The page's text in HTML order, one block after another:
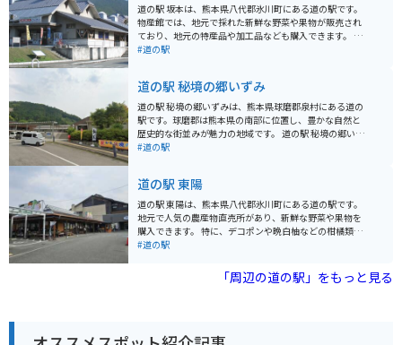
道の駅 坂本は、熊本県八代郡氷川町にある道の駅です。
物産館では、地元で採れた新鮮な野菜や果物が販売され
ており、地元の特産品や加工品なども購入できます。 レ
ストランでは、地元産の食材を使った料理を楽しむこと
る場合、道の駅 坂本は駐車場が広く、休憩場所として利
用しやすいです。 また、道の駅 坂本は、緑豊かな場所に
位置しており、周辺には、球磨川や八代海など、自然豊
かな観光スポットがたくさんあります。 ツーリングの休
憩場所として立ち寄るのも良いでしょう。
#道の駅
道の駅 秘境の郷いずみ
道の駅 秘境の郷いずみは、熊本県球磨郡泉村にある道の
駅です。球磨郡は熊本県の南部に位置し、豊かな自然と
歴史的な街並みが魅力の地域です。 道の駅 秘境の郷いず
みは、その名の通り、秘境のような場所に位置してお
ており、地元の味覚を楽しむことができます。また、レ
ストランでは、地元の食材を使った料理を味わうことが
でき、郷土料理を堪能することができます。 バイクで訪
れる場合、道の駅までは、国道445号線からアクセスで
きます。ワインディングロードを楽しみながら、自然豊
かな景色を満喫できます。駐車場も広く、バイクも安心
り、神秘的な光景が広がっています。また、人吉城跡や
に、冬場は路面が凍結することがあるので、注意が必要
#道の駅
道の駅 東陽
道の駅 東陽は、熊本県八代郡氷川町にある道の駅です。
地元で人気の農産物直売所があり、新鮮な野菜や果物を
購入できます。 特に、デコポンや晩白柚などの柑橘類が
有名です。 また、レストランでは、地元の食材を使った
の駅には広い駐車場が完備されているので安心です。 周
辺には、緑豊かな自然が広がっており、ツーリングの休
#道の駅
「周辺の道の駅」をもっと見る